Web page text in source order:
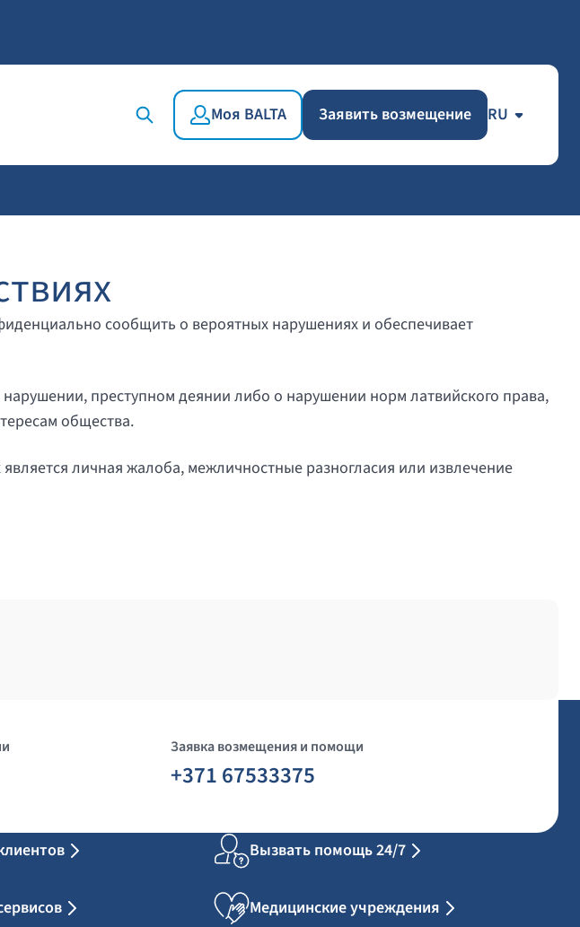
Моя BALTA Заявить возмещение RU
сообщить о вероятных нарушениях и обеспечивает
преступном деянии либо о нарушении норм латвийского права,
общества.
личная жалоба, межличностные разногласия или извлечение
Заявка возмещения и помощи
+371 67533375
Вызвать помощь 24/7
Медицинские учреждения